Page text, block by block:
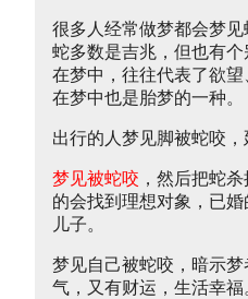
很多人经常做梦都会梦
蛇多数是吉兆，但也有
在梦中，往往代表了欲
在梦中也是胎梦的一种。
出行的人梦见脚被蛇咬，
梦见被蛇咬 ，然后把蛇
的会找到理想对象，已
儿子。
梦见自己被蛇咬，暗示
气，又有财运，生活幸福